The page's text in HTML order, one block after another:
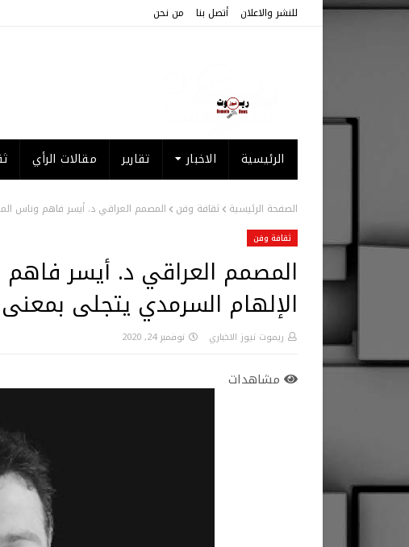
للنشر والاعلان أتصل بنا من نحن
الرئيسية الاخبار تقارير مقالات الرأي
الصفحة الرئيسية ثقافة وفن المصمم العراقي د. أيسر فاهم وناس
ثقافة وفن
المصمم العراقي د. أيسر
الإلهام السرمدي يتجلى
ريموت نيوز الاخباري نوفمبر 24, 2020
مشاهدات